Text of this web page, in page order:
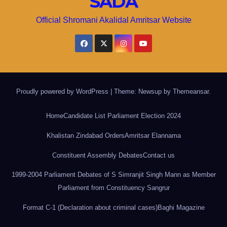
Official Shromani Akalidal Amritsar Website
Proudly powered by WordPress | Theme: Newsup by Themeansar.
HomeCandidate List Parliament Election 2024
Khalistan Zindabad OrdersAmritsar Elannama
Constituent Assembly DebatesContact us
1999-2004 Parliament Debates of S Simranjit Singh Mann as Member
Parliament from Constituency Sangrur
Format C-1 (Declaration about criminal cases)Baghi Magazine